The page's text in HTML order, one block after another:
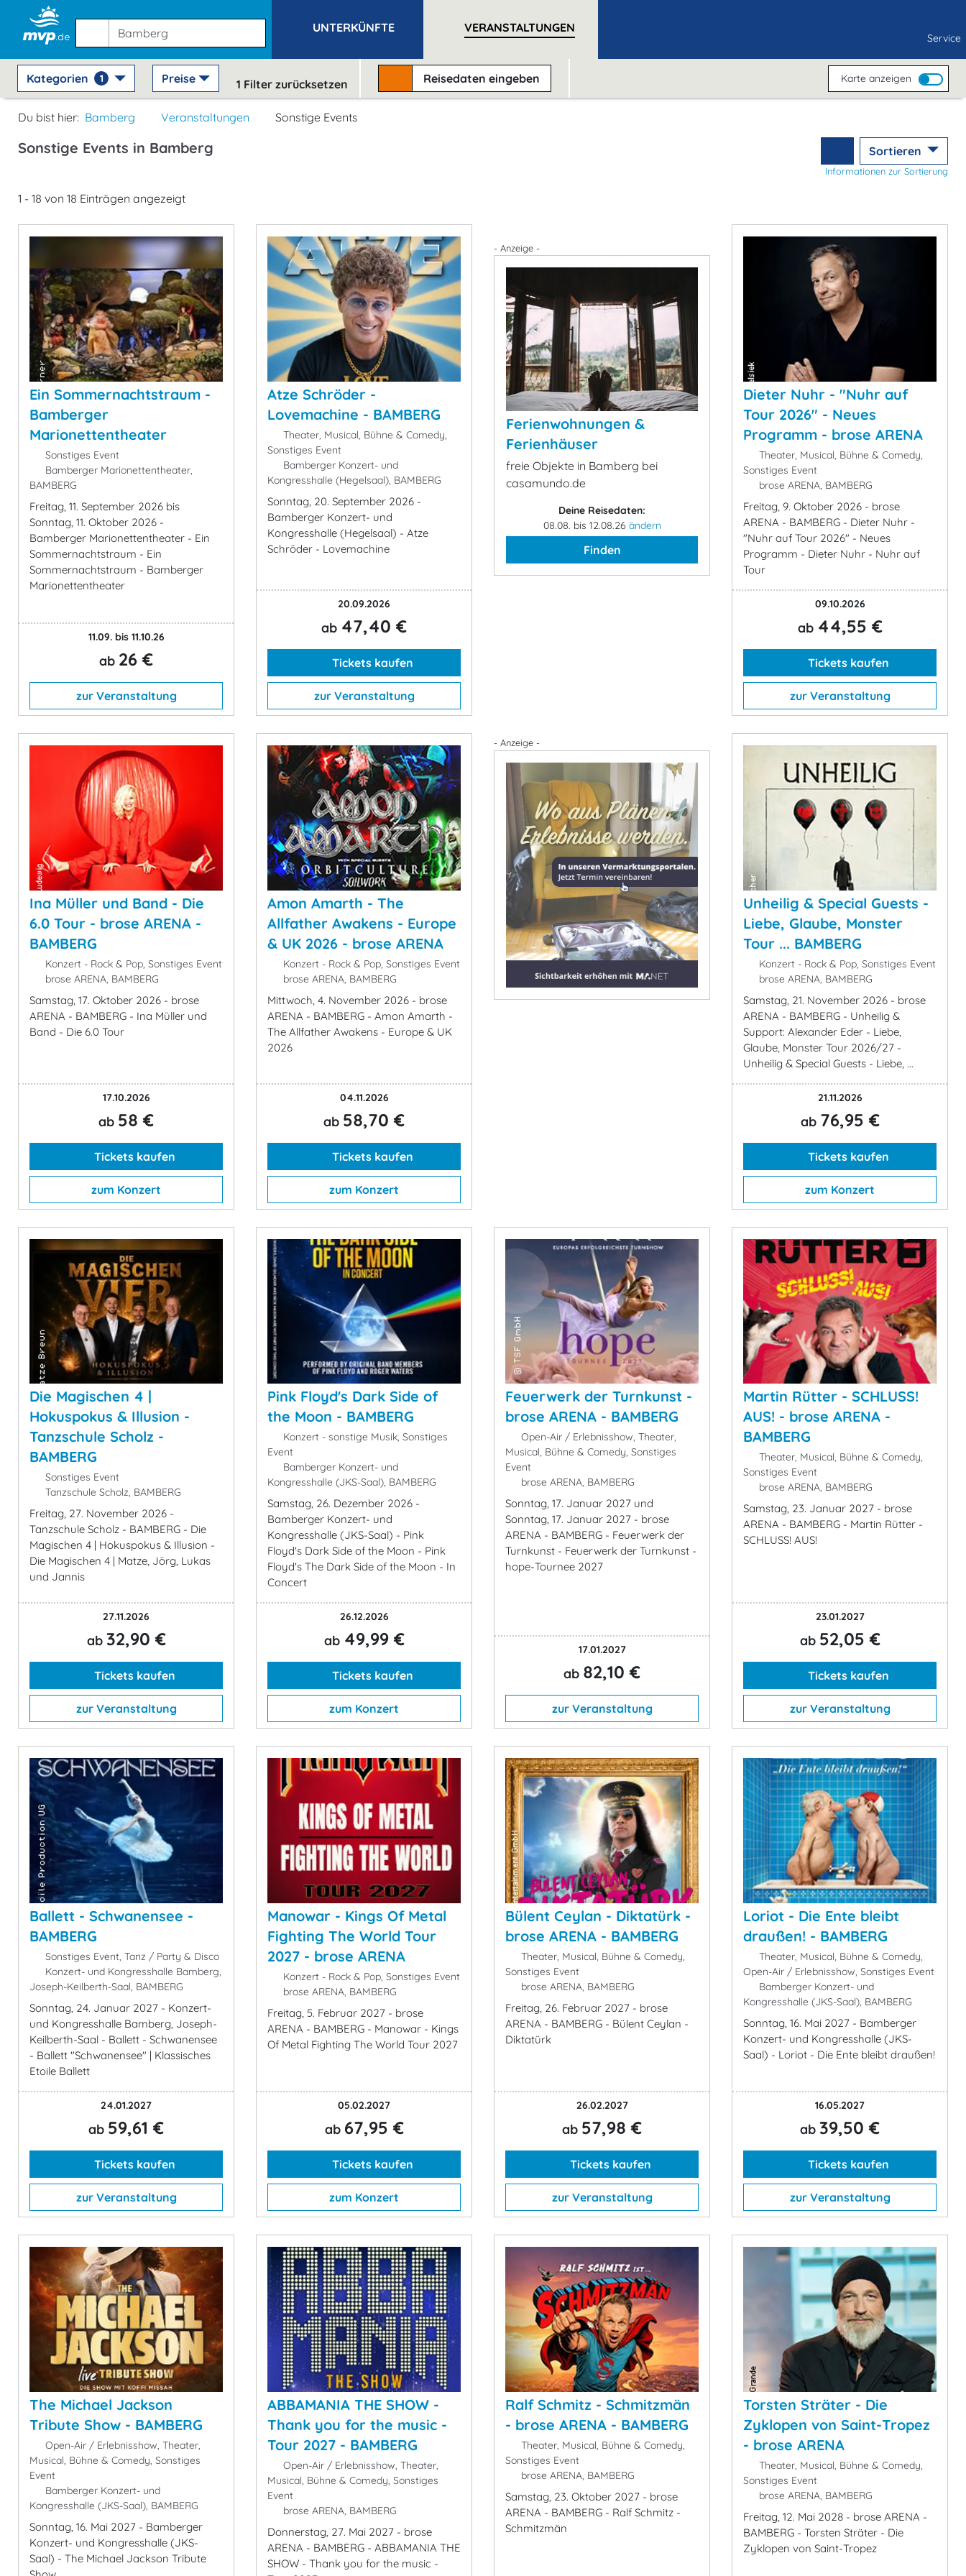
UNTERKÜNFTE VERANSTALTUNGEN
Service
Kategorien 1 Preise 1 Filter zurücksetzen Reisedateneingeben Karte anzeigen
Du bist hier: Bamberg Veranstaltungen Sonstige Events
Sonstige Events in Bamberg Sortieren
Informationen zur Sortierung
1 - 18 von 18 Einträgen angezeigt
Ein Sommernachtstraum -
Bamberger
Marionettentheater
Sonstiges Event
Bamberger Marionettentheater,
BAMBERG
Freitag, 11. September 2026 bis
Sonntag, 11. Oktober 2026 -
Bamberger Marionettentheater - Ein
Sommernachtstraum - Ein
Sommernachtstraum - Bamberger
Marionettentheater
11.09. bis 11.10.26
ab 26 €
zur Veranstaltung
Atze Schröder -
Lovemachine - BAMBERG
Theater, Musical, Bühne & Comedy,
Sonstiges Event
Bamberger Konzert- und
Kongresshalle (Hegelsaal), BAMBERG
Sonntag, 20. September 2026 -
Bamberger Konzert- und
Kongresshalle (Hegelsaal) - Atze
Schröder - Lovemachine
20.09.2026
ab 47,40 €
Tickets kaufen
zur Veranstaltung
- Anzeige -
Ferienwohnungen &
Ferienhäuser
freie Objekte in Bamberg bei
casamundo.de
Deine Reisedaten:
08.08. bis 12.08.26 ändern
Finden
Dieter Nuhr - "Nuhr auf
Tour 2026" - Neues
Programm - brose ARENA
Theater, Musical, Bühne & Comedy,
Sonstiges Event
brose ARENA, BAMBERG
Freitag, 9. Oktober 2026 - brose
ARENA - BAMBERG - Dieter Nuhr -
"Nuhr auf Tour 2026" - Neues
Programm - Dieter Nuhr - Nuhr auf
Tour
09.10.2026
ab 44,55 €
Tickets kaufen
zur Veranstaltung
Ina Müller und Band - Die
6.0 Tour - brose ARENA -
BAMBERG
Konzert - Rock & Pop, Sonstiges Event
brose ARENA, BAMBERG
Samstag, 17. Oktober 2026 - brose
ARENA - BAMBERG - Ina Müller und
Band - Die 6.0 Tour
17.10.2026
ab 58 €
Tickets kaufen
zum Konzert
Amon Amarth - The
Allfather Awakens - Europe
& UK 2026 - brose ARENA
Konzert - Rock & Pop, Sonstiges Event
brose ARENA, BAMBERG
Mittwoch, 4. November 2026 - brose
ARENA - BAMBERG - Amon Amarth -
The Allfather Awakens - Europe & UK
2026
04.11.2026
ab 58,70 €
Tickets kaufen
zum Konzert
- Anzeige -
Unheilig & Special Guests -
Liebe, Glaube, Monster
Tour ... BAMBERG
Konzert - Rock & Pop, Sonstiges Event
brose ARENA, BAMBERG
Samstag, 21. November 2026 - brose
ARENA - BAMBERG - Unheilig &
Support: Alexander Eder - Liebe,
Glaube, Monster Tour 2026/27 -
Unheilig & Special Guests - Liebe, ...
21.11.2026
ab 76,95 €
Tickets kaufen
zum Konzert
Die Magischen 4 |
Hokuspokus & Illusion -
Tanzschule Scholz -
BAMBERG
Sonstiges Event
Tanzschule Scholz, BAMBERG
Freitag, 27. November 2026 -
Tanzschule Scholz - BAMBERG - Die
Magischen 4 | Hokuspokus & Illusion -
Die Magischen 4 | Matze, Jörg, Lukas
und Jannis
27.11.2026
ab 32,90 €
Tickets kaufen
zur Veranstaltung
Pink Floyd's Dark Side of
the Moon - BAMBERG
Konzert - sonstige Musik, Sonstiges
Event
Bamberger Konzert- und
Kongresshalle (JKS-Saal), BAMBERG
Samstag, 26. Dezember 2026 -
Bamberger Konzert- und
Kongresshalle (JKS-Saal) - Pink
Floyd's Dark Side of the Moon - Pink
Floyd's The Dark Side of the Moon - In
Concert
26.12.2026
ab 49,99 €
Tickets kaufen
zum Konzert
Feuerwerk der Turnkunst -
brose ARENA - BAMBERG
Open-Air / Erlebnisshow, Theater,
Musical, Bühne & Comedy, Sonstiges
Event
brose ARENA, BAMBERG
Sonntag, 17. Januar 2027 und
Sonntag, 17. Januar 2027 - brose
ARENA - BAMBERG - Feuerwerk der
Turnkunst - Feuerwerk der Turnkunst -
hope-Tournee 2027
17.01.2027
ab 82,10 €
zur Veranstaltung
Martin Rütter - SCHLUSS!
AUS! - brose ARENA -
BAMBERG
Theater, Musical, Bühne & Comedy,
Sonstiges Event
brose ARENA, BAMBERG
Samstag, 23. Januar 2027 - brose
ARENA - BAMBERG - Martin Rütter -
SCHLUSS! AUS!
23.01.2027
ab 52,05 €
Tickets kaufen
zur Veranstaltung
Ballett - Schwanensee -
BAMBERG
Sonstiges Event, Tanz / Party & Disco
Konzert- und Kongresshalle Bamberg,
Joseph-Keilberth-Saal, BAMBERG
Sonntag, 24. Januar 2027 - Konzert-
und Kongresshalle Bamberg, Joseph-
Keilberth-Saal - Ballett - Schwanensee
- Ballett "Schwanensee" | Klassisches
Etoile Ballett
24.01.2027
ab 59,61 €
Tickets kaufen
zur Veranstaltung
Manowar - Kings Of Metal
Fighting The World Tour
2027 - brose ARENA
Konzert - Rock & Pop, Sonstiges Event
brose ARENA, BAMBERG
Freitag, 5. Februar 2027 - brose
ARENA - BAMBERG - Manowar - Kings
Of Metal Fighting The World Tour 2027
05.02.2027
ab 67,95 €
Tickets kaufen
zum Konzert
Bülent Ceylan - Diktatürk -
brose ARENA - BAMBERG
Theater, Musical, Bühne & Comedy,
Sonstiges Event
brose ARENA, BAMBERG
Freitag, 26. Februar 2027 - brose
ARENA - BAMBERG - Bülent Ceylan -
Diktatürk
26.02.2027
ab 57,98 €
Tickets kaufen
zur Veranstaltung
Loriot - Die Ente bleibt
draußen! - BAMBERG
Theater, Musical, Bühne & Comedy,
Open-Air / Erlebnisshow, Sonstiges Event
Bamberger Konzert- und
Kongresshalle (JKS-Saal), BAMBERG
Sonntag, 16. Mai 2027 - Bamberger
Konzert- und Kongresshalle (JKS-
Saal) - Loriot - Die Ente bleibt draußen!
16.05.2027
ab 39,50 €
Tickets kaufen
zur Veranstaltung
The Michael Jackson
Tribute Show - BAMBERG
Open-Air / Erlebnisshow, Theater,
Musical, Bühne & Comedy, Sonstiges
Event
Bamberger Konzert- und
Kongresshalle (JKS-Saal), BAMBERG
Sonntag, 16. Mai 2027 - Bamberger
Konzert- und Kongresshalle (JKS-
Saal) - The Michael Jackson Tribute
ABBAMANIA THE SHOW -
Thank you for the music -
Tour 2027 - BAMBERG
Open-Air / Erlebnisshow, Theater,
Musical, Bühne & Comedy, Sonstiges
Event
brose ARENA, BAMBERG
Donnerstag, 27. Mai 2027 - brose
ARENA - BAMBERG - ABBAMANIA THE
SHOW - Thank you for the music -
Ralf Schmitz - Schmitzmän
- brose ARENA - BAMBERG
Theater, Musical, Bühne & Comedy,
Sonstiges Event
brose ARENA, BAMBERG
Samstag, 23. Oktober 2027 - brose
ARENA - BAMBERG - Ralf Schmitz -
Schmitzmän
Torsten Sträter - Die
Zyklopen von Saint-Tropez
- brose ARENA
Theater, Musical, Bühne & Comedy,
Sonstiges Event
brose ARENA, BAMBERG
Freitag, 12. Mai 2028 - brose ARENA -
BAMBERG - Torsten Sträter - Die
Zyklopen von Saint-Tropez